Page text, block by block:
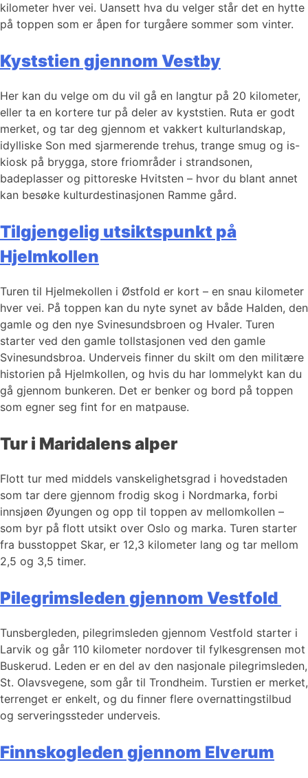
kilometer hver vei. Uansett hva du velger står det en hytte
på toppen som er åpen for turgåere sommer som vinter.
Kyststien gjennom Vestby
Her kan du velge om du vil gå en langtur på 20 kilometer,
eller ta en kortere tur på deler av kyststien. Ruta er godt
merket, og tar deg gjennom et vakkert kulturlandskap,
idylliske Son med sjarmerende trehus, trange smug og is-
kiosk på brygga, store friområder i strandsonen,
badeplasser og pittoreske Hvitsten – hvor du blant annet
kan besøke kulturdestinasjonen Ramme gård.
Tilgjengelig utsiktspunkt på
Hjelmkollen
Turen til Hjelmekollen i Østfold er kort – en snau kilometer
hver vei. På toppen kan du nyte synet av både Halden, den
gamle og den nye Svinesundsbroen og Hvaler. Turen
starter ved den gamle tollstasjonen ved den gamle
Svinesundsbroa. Underveis finner du skilt om den militære
historien på Hjelmkollen, og hvis du har lommelykt kan du
gå gjennom bunkeren. Det er benker og bord på toppen
som egner seg fint for en matpause.
Tur i Maridalens alper
Flott tur med middels vanskelighetsgrad i hovedstaden
som tar dere gjennom frodig skog i Nordmarka, forbi
innsjøen Øyungen og opp til toppen av mellomkollen –
som byr på flott utsikt over Oslo og marka. Turen starter
fra busstoppet Skar, er 12,3 kilometer lang og tar mellom
2,5 og 3,5 timer.
Pilegrimsleden gjennom Vestfold
Tunsbergleden, pilegrimsleden gjennom Vestfold starter i
Larvik og går 110 kilometer nordover til fylkesgrensen mot
Buskerud. Leden er en del av den nasjonale pilegrimsleden,
St. Olavsvegene, som går til Trondheim. Turstien er merket,
terrenget er enkelt, og du finner flere overnattingstilbud
og serveringssteder underveis.
Finnskogleden gjennom Elverum